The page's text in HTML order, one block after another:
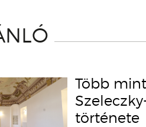
Több
története